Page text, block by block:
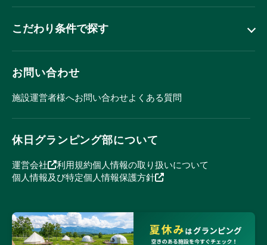
こだわり条件で探す
お問い合わせ
施設運営者様へお問い合わせよくある質問
休日グランピング部について
運営会社 利用規約個人情報の取り扱いについて
個人情報及び特定個人情報保護方針